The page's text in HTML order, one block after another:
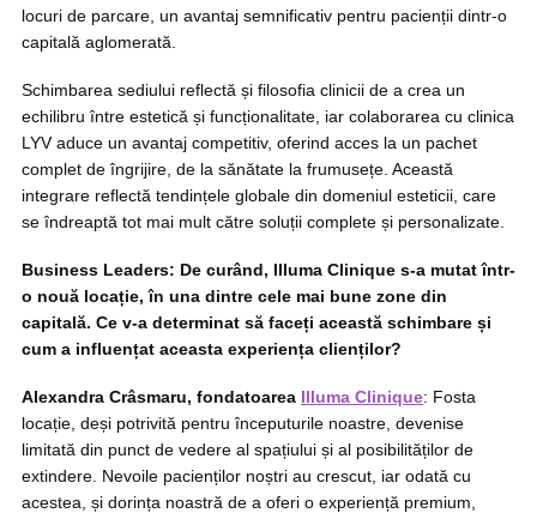
locuri de parcare, un avantaj semnificativ pentru pacienții dintr-o
capitală aglomerată.
Schimbarea sediului reflectă și filosofia clinicii de a crea un
echilibru între estetică și funcționalitate, iar colaborarea cu clinica
LYV aduce un avantaj competitiv, oferind acces la un pachet
complet de îngrijire, de la sănătate la frumusețe. Această
integrare reflectă tendințele globale din domeniul esteticii, care
se îndreaptă tot mai mult către soluții complete și personalizate.
Business Leaders: De curând, Illuma Clinique s-a mutat într-
o nouă locație, în una dintre cele mai bune zone din
capitală. Ce v-a determinat să faceți această schimbare și
cum a influențat aceasta experiența clienților?
Alexandra Crâsmaru, fondatoarea Illuma Clinique: Fosta
locație, deși potrivită pentru începuturile noastre, devenise
limitată din punct de vedere al spațiului și al posibilităților de
extindere. Nevoile pacienților noștri au crescut, iar odată cu
acestea, și dorința noastră de a oferi o experiență premium,